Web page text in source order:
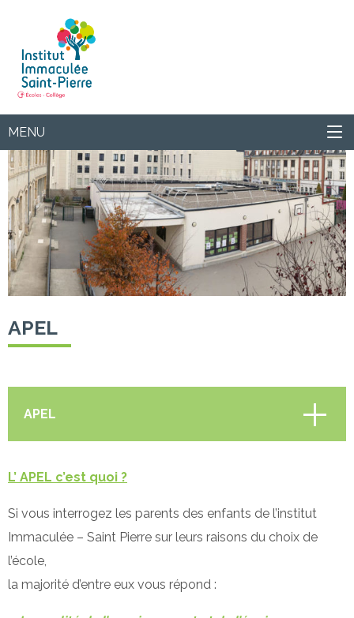
Institut
MENU
APEL
APEL
Présentation
Activités périscolaires
Inscription
L’ APEL c’est quoi ?
Si vous interrogez les parents des enfants de l’institut
Immaculée – Saint Pierre sur leurs raisons du choix de
l’école,
la majorité d’entre eux vous répond :